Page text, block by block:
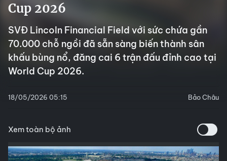
Cup 2026
SVĐ Lincoln Financial Field với sức chứa gần
70.000 chỗ ngồi đã sẵn sàng biến thành sân
khấu bùng nổ, đăng cai 6 trận đấu đỉnh cao tại
World Cup 2026.
18/05/2026 05:15 Bảo Châu
Xem toàn bộ ảnh